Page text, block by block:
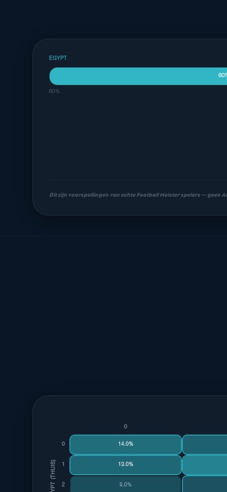
EGYPT
60%
Dit zijn voorspellingen van echte Football Meister spelers — geen
EGYPT (THUIS)
0
0 14.0%
13.0%
2 8.0%